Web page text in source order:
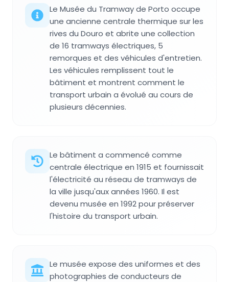
Le Musée du Tramway de Porto occupe
une ancienne centrale thermique sur les
rives du Douro et abrite une collection
de 16 tramways électriques, 5
remorques et des véhicules d'entretien.
Les véhicules remplissent tout le
bâtiment et montrent comment le
transport urbain a évolué au cours de
plusieurs décennies.
Le bâtiment a commencé comme
centrale électrique en 1915 et fournissait
l'électricité au réseau de tramways de
la ville jusqu'aux années 1960. Il est
devenu musée en 1992 pour préserver
l'histoire du transport urbain.
Le musée expose des uniformes et des
photographies de conducteurs de